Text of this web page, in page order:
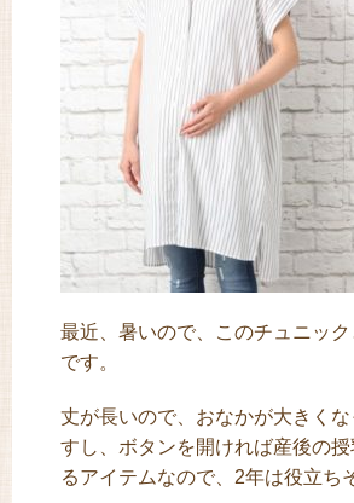
最近、暑いので、このチュニッ
です。
丈が長いので、おなかが大きく
すし、ボタンを開ければ産後の授
るアイテムなので、2年は役立ち